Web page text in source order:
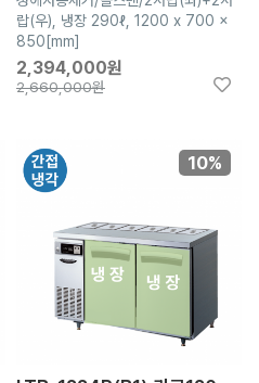
랍(우), 냉장 290ℓ, 1200 x 700 x
850[mm]
2,394,000원
2,660,000원
10%